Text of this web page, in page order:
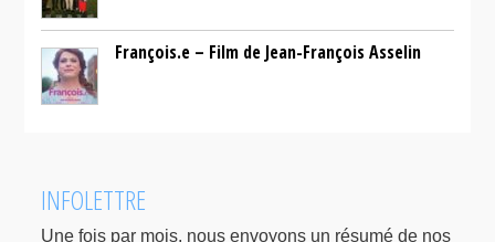
François.e – Film de Jean-François Asselin
INFOLETTRE
Une fois par mois, nous envoyons un résumé de nos